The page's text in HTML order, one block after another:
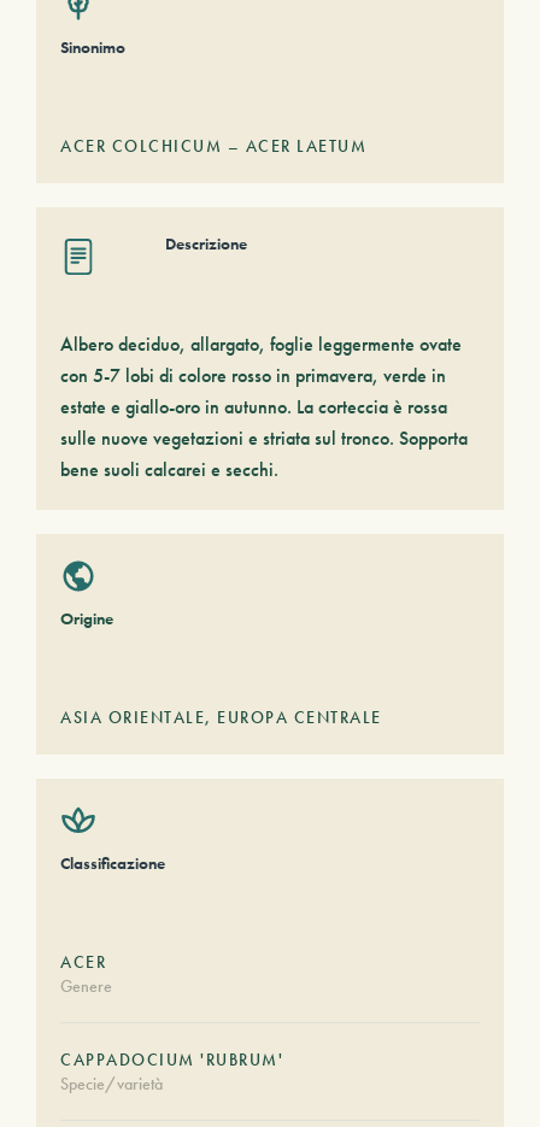
Sinonimo
ACER COLCHICUM – ACER LAETUM
Descrizione
Albero deciduo, allargato, foglie leggermente ovate
con 5-7 lobi di colore rosso in primavera, verde in
estate e giallo-oro in autunno. La corteccia è rossa
sulle nuove vegetazioni e striata sul tronco. Sopporta
bene suoli calcarei e secchi.
Origine
ASIA ORIENTALE, EUROPA CENTRALE
Classificazione
ACER
Genere
CAPPADOCIUM 'RUBRUM'
Specie/varietà